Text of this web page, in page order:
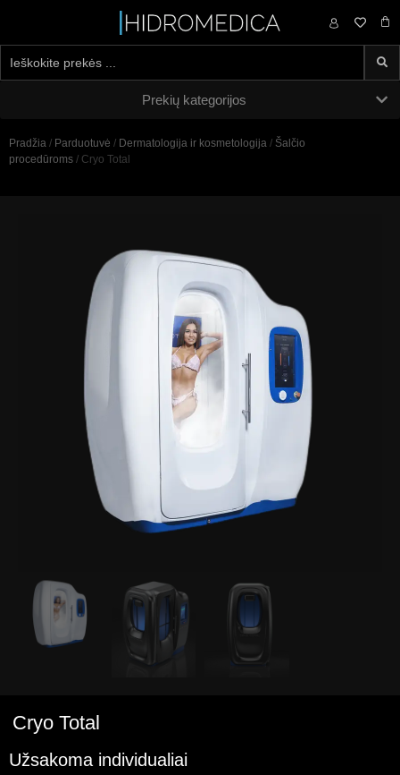
0,00 €
Prekių kategorijos
Pradžia / Parduotuvė / Dermatologija ir kosmetologija / Šalčio
procedūroms / Cryo Total
Cryo Total
Užsakoma individualiai